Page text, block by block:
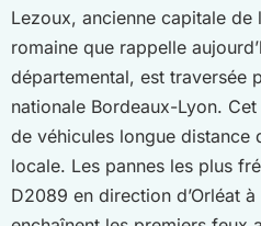
Lezoux, ancienne capitale
romaine que rappelle
départemental, est traversée
nationale Bordeaux-Lyon.
de véhicules longue distance
locale. Les pannes les plus
D2089 en direction d’Orléat